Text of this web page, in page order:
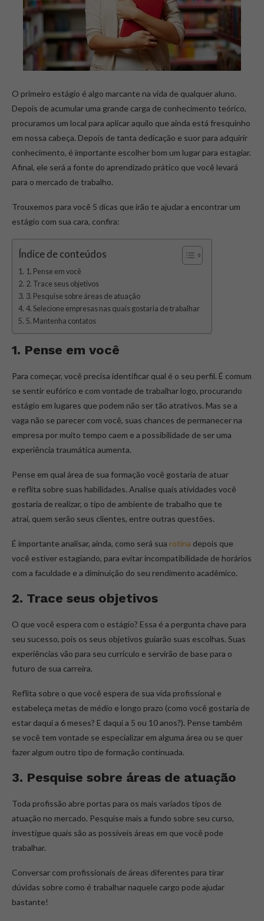
O primeiro estágio é algo marcante na vida de qualquer aluno.
Depois de acumular uma grande carga de conhecimento teórico,
procuramos um local para aplicar aquilo que ainda está fresquinho
em nossa cabeça. Depois de tanta dedicação e suor para adquirir
conhecimento, é importante escolher bom um lugar para estagiar.
Afinal, ele será a fonte do aprendizado prático que você levará
para o mercado de trabalho.
Trouxemos para você 5 dicas que irão te ajudar a encontrar um
estágio com sua cara, confira:
Índice de conteúdos
1. Pense em você
2. Trace seus objetivos
3. Pesquise sobre áreas de atuação
4. Selecione empresas nas quais gostaria de trabalhar
5. Mantenha contatos
1. Pense em você
Para começar, você precisa identificar qual é o seu perfil. É comum
se sentir eufórico e com vontade de trabalhar logo, procurando
estágio em lugares que podem não ser tão atrativos. Mas se a
vaga não se parecer com você, suas chances de permanecer na
empresa por muito tempo caem e a possibilidade de ser uma
experiência traumática aumenta.
Pense em qual área de sua formação você gostaria de atuar
e reflita sobre suas habilidades. Analise quais atividades você
gostaria de realizar, o tipo de ambiente de trabalho que te
atrai, quem serão seus clientes, entre outras questões.
É importante analisar, ainda, como será sua rotina depois que
você estiver estagiando, para evitar incompatibilidade de horários
com a faculdade e a diminuição do seu rendimento acadêmico.
2. Trace seus objetivos
O que você espera com o estágio? Essa é a pergunta chave para
seu sucesso, pois os seus objetivos guiarão suas escolhas. Suas
experiências vão para seu currículo e servirão de base para o
futuro de sua carreira.
Reflita sobre o que você espera de sua vida profissional e
estabeleça metas de médio e longo prazo (como você gostaria de
estar daqui a 6 meses? E daqui a 5 ou 10 anos?). Pense também
se você tem vontade se especializar em alguma área ou se quer
fazer algum outro tipo de formação continuada.
3. Pesquise sobre áreas de atuação
Toda profissão abre portas para os mais variados tipos de
atuação no mercado. Pesquise mais a fundo sobre seu curso,
investigue quais são as possíveis áreas em que você pode
trabalhar.
Conversar com profissionais de áreas diferentes para tirar
dúvidas sobre como é trabalhar naquele cargo pode ajudar
bastante!